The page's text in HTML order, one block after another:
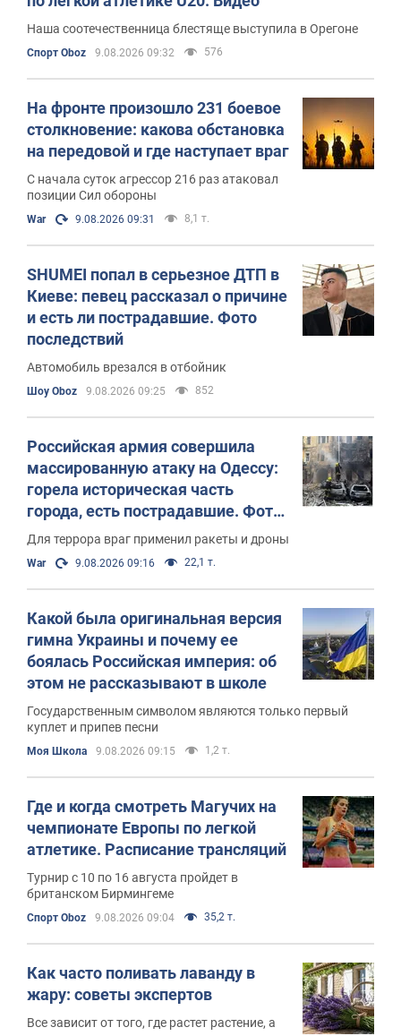
Наша соотечественница блестяще выступила в Орегоне
Спорт Oboz 9.08.2026 09:32 576
На фронте произошло 231 боевое
столкновение: какова обстановка
на передовой и где наступает враг
С начала суток агрессор 216 раз атаковал
позиции Сил обороны
War 9.08.2026 09:31 8,1 т.
SHUMEI попал в серьезное ДТП в
Киеве: певец рассказал о причине
и есть ли пострадавшие. Фото
последствий
Автомобиль врезался в отбойник
Шоу Oboz 9.08.2026 09:25 852
Российская армия совершила
массированную атаку на Одессу:
горела историческая часть
города, есть пострадавшие. Фото
и видео
Для террора враг применил ракеты и дроны
War 9.08.2026 09:16 22,1 т.
Какой была оригинальная версия
гимна Украины и почему ее
боялась Российская империя: об
этом не рассказывают в школе
Государственным символом являются только первый
куплет и припев песни
Моя Школа 9.08.2026 09:15 1,2 т.
Где и когда смотреть Магучих на
чемпионате Европы по легкой
атлетике. Расписание трансляций
Турнир с 10 по 16 августа пройдет в
британском Бирмингеме
Спорт Oboz 9.08.2026 09:04 35,2 т.
Как часто поливать лаванду в
жару: советы экспертов
Все зависит от того, где растет растение, а